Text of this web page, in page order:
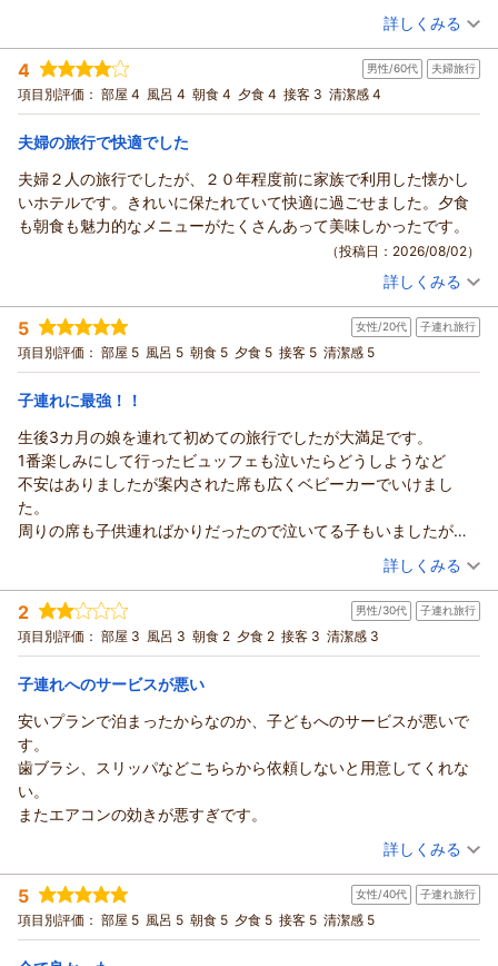
プール利用者はもう少し考えてほしいものだ。食事の満足意外に
何時ものことながら思うのは、こんなご時世レストランにいる外
国人スタッフをよく確保でき、教育・訓練もキッチリしているの
には感心させられる。のんびり寛げました。
（投稿日：2026/08/03）
宿泊時期： 2026年07月宿泊 (夫婦旅行)
投稿者： tmさん(男性/70代)
宿泊プラン： ＜ビュッフェ＞【アーリーアウト◆チェックアウト10時】早め
の出発の方に♪
ツイン 朝・夕
宿泊価格帯： 15,001～16,000円(大人一人あたり/税込)
詳しくみる
4 男性/60代 夫婦旅行
項目別評価： 部屋 4 風呂 4 朝食 4 夕食 4 接客 3 清潔感 4
夫婦の旅行で快適でした
夫婦２人の旅行でしたが、２０年程度前に家族で利用した懐かし
いホテルです。きれいに保たれていて快適に過ごせました。夕食
も朝食も魅力的なメニューがたくさんあって美味しかったです。
（投稿日：2026/08/02）
投稿者： ひろPさん(男性/60代)
宿泊プラン： 和歌山県大阪府奈良県三重県在住の皆様限定プラン♪秘密の2つ
の特典付き♪
ツイン 朝・夕
宿泊価格帯： 16,001～17,000円(大人一人あたり/税込)
詳しくみる
5 女性/20代 子連れ旅行
項目別評価： 部屋 5 風呂 5 朝食 5 夕食 5 接客 5 清潔感 5
子連れに最強！！
生後3カ月の娘を連れて初めての旅行でしたが大満足です。
1番楽しみにして行ったビュッフェも泣いたらどうしようなど
不安はありましたが案内された席も広くベビーカーでいけまし
た。
周りの席も子供連ればかりだったので泣いてる子もいましたが
部屋も広いしお風呂もいいし子連れには最強！ここはまた来たい
です！
（投稿日：2026/08/01）
宿泊時期： 2026年07月宿泊 (子連れ旅行)
投稿者： あおいさん
宿泊プラン： ＜ビュッフェ＞【アーリーアウト◆チェックアウト10時】早め
の出発の方に♪
ツイン 朝・夕
宿泊価格帯： 15,001～16,000円(大人一人あたり/税込)
詳しくみる
2 男性/30代 子連れ旅行
項目別評価： 部屋 3 風呂 3 朝食 2 夕食 2 接客 3 清潔感 3
子連れへのサービスが悪い
安いプランで泊まったからなのか、子どもへのサービスが悪いで
す。
歯ブラシ、スリッパなどこちらから依頼しないと用意してくれな
い。
またエアコンの効きが悪すぎです。
（投稿日：2026/08/01）
宿泊時期： 2026年07月宿泊 (子連れ旅行)
投稿者： 東野さん
宿泊プラン： 和歌山県大阪府奈良県三重県在住の皆様限定プラン♪秘密の2つ
の特典付き♪
ツイン 朝・夕
宿泊価格帯： 19,001～20,000円(大人一人あたり/税込)
詳しくみる
5 女性/40代 子連れ旅行
項目別評価： 部屋 5 風呂 5 朝食 5 夕食 5 接客 5 清潔感 5